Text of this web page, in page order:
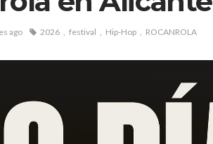
ago 2026 festival Hip-Hop ROCANROLA